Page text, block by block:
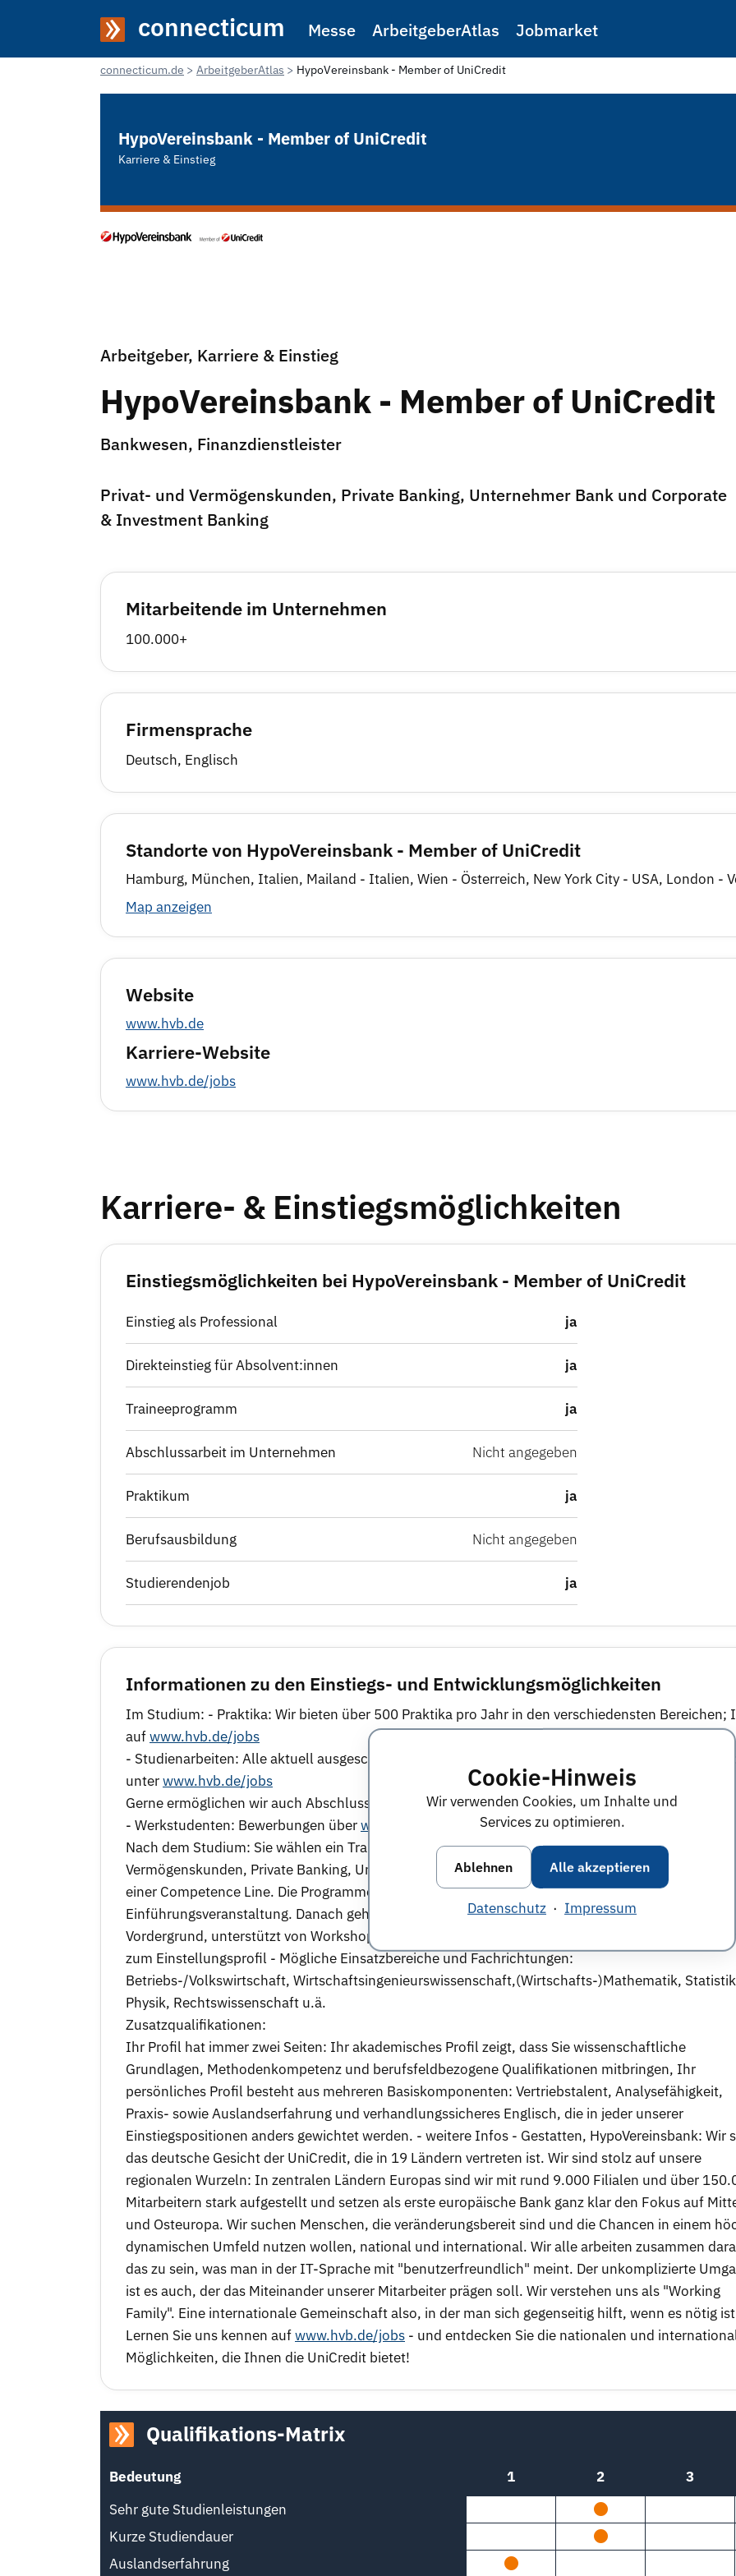
Cookie-Hinweis
Wir verwenden Cookies, um Inhalte und
Services zu optimieren.
Ablehnen Alle akzeptieren
Datenschutz · Impressum
connecticum Messe ArbeitgeberAtlas Jobmarket
connecticum.de ArbeitgeberAtlas HypoVereinsbank - Member of UniCredit
HypoVereinsbank - Member of UniCredit
Karriere & Einstieg
Arbeitgeber, Karriere & Einstieg
HypoVereinsbank - Member of UniCredit
Bankwesen, Finanzdienstleister
Privat- und Vermögenskunden, Private Banking, Unternehmer Bank und Corporate
& Investment Banking
Mitarbeitende im Unternehmen
100.000+
Firmensprache
Deutsch, Englisch
Standorte von HypoVereinsbank - Member of UniCredit
Hamburg, München, Italien, Mailand - Italien, Wien - Österreich, New York City - USA, London -
Map anzeigen
Website
www.hvb.de
Karriere-Website
www.hvb.de/jobs
Karriere- & Einstiegsmöglichkeiten
Einstiegsmöglichkeiten bei HypoVereinsbank - Member of UniCredit
Einstieg als Professional ja
Direkteinstieg für Absolvent:innen ja
Traineeprogramm ja
Abschlussarbeit im Unternehmen Nicht angegeben
Praktikum ja
Berufsausbildung Nicht angegeben
Studierendenjob ja
Informationen zu den Einstiegs- und Entwicklungsmöglichkeiten
Im Studium: - Praktika: Wir bieten über 500 Praktika pro Jahr in den verschiedensten Bereichen;
aufwww.hvb.de/jobs
- Studienarbeiten: Alle aktuell ausgeschriebenen Themen finden Sie online in unserem
unterwww.hvb.de/jobs
Gerne ermöglichen wir auch Abschlussarbeiten in Verbindung mit einem Praktikum.
- Werkstudenten: Bewerbungen überwww.hvbprofil.de
Nach dem Studium: Sie wählen ein Traineeprogramm in einer unserer Divisionen: Privat- und
Vermögenskunden, Private Banking, Unternehmer Bank, Corporate & Investment Banking oder in
einer Competence Line. Die Programme dauern 12 bis 18 Monate. Auftakt ist jeweils eine
Einführungsveranstaltung. Danach geht's direkt in die Praxis: Learning on the job steht im
Vordergrund, unterstützt von Workshops, Seminaren und Netzwerkveranstaltungen. -
zum Einstellungsprofil - Mögliche Einsatzbereiche und Fachrichtungen:
Betriebs-/Volkswirtschaft, Wirtschaftsingenieurswissenschaft,(Wirtschafts-)Mathematik,
Physik, Rechtswissenschaft u.ä.
Zusatzqualifikationen:
Ihr Profil hat immer zwei Seiten: Ihr akademisches Profil zeigt, dass Sie wissenschaftliche
Grundlagen, Methodenkompetenz und berufsfeldbezogene Qualifikationen mitbringen, Ihr
persönliches Profil besteht aus mehreren Basiskomponenten: Vertriebstalent, Analysefähigkeit,
Praxis- sowie Auslandserfahrung und verhandlungssicheres Englisch, die in jeder unserer
Einstiegspositionen anders gewichtet werden. - weitere Infos - Gestatten, HypoVereinsbank: Wir
das deutsche Gesicht der UniCredit, die in 19 Ländern vertreten ist. Wir sind stolz auf unsere
regionalen Wurzeln: In zentralen Ländern Europas sind wir mit rund 9.000 Filialen und über
Mitarbeitern stark aufgestellt und setzen als erste europäische Bank ganz klar den Fokus auf
und Osteuropa. Wir suchen Menschen, die veränderungsbereit sind und die Chancen in einem
dynamischen Umfeld nutzen wollen, national und international. Wir alle arbeiten zusammen
das zu sein, was man in der IT-Sprache mit "benutzerfreundlich" meint. Der unkomplizierte
ist es auch, der das Miteinander unserer Mitarbeiter prägen soll. Wir verstehen uns als "Working
Family". Eine internationale Gemeinschaft also, in der man sich gegenseitig hilft, wenn es nötig
Lernen Sie uns kennen aufwww.hvb.de/jobs - und entdecken Sie die nationalen und
Möglichkeiten, die Ihnen die UniCredit bietet!
Qualifikations-Matrix
Bedeutung 1 2 3
Sehr gute Studienleistungen
Kurze Studiendauer
Auslandserfahrung